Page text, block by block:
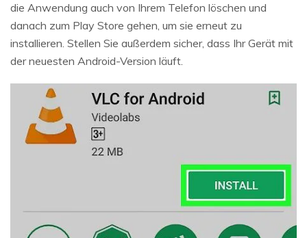
die Anwendung auch von Ihrem Telefon löschen und
danach zum Play Store gehen, um sie erneut zu
installieren. Stellen Sie außerdem sicher, dass Ihr Gerät mit
der neuesten Android-Version läuft.